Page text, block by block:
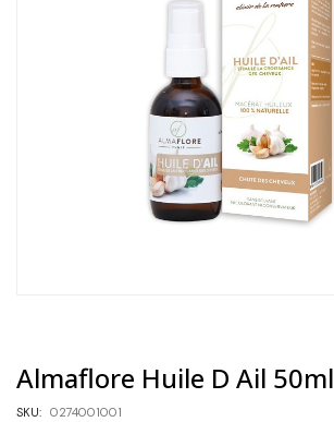
Almaflore Huile D Ail 50ml
SKU: 0274001001